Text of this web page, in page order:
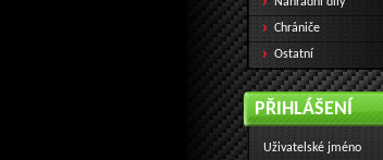
Chrániče
Ostatní
PŘIHLÁŠENÍ
Uživatelské jméno